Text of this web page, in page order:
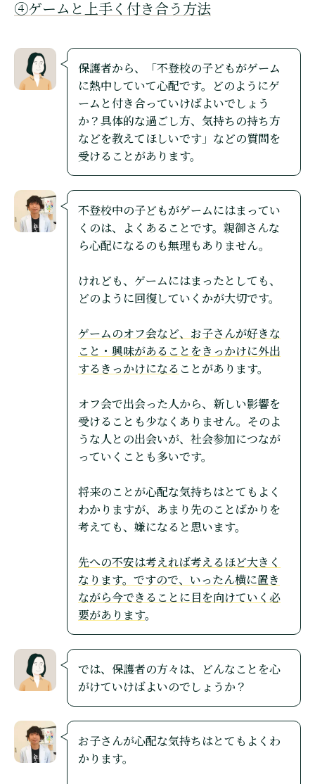
④ゲームと上手く付き合う方法
保護者から、「不登校の子どもがゲーム
に熱中していて心配です。どのようにゲ
ームと付き合っていけばよいでしょう
か？具体的な過ごし方、気持ちの持ち方
などを教えてほしいです」などの質問を
受けることがあります。
不登校中の子どもがゲームにはまってい
くのは、よくあることです。親御さんな
ら心配になるのも無理もありません。
けれども、ゲームにはまったとしても、
どのように回復していくかが大切です。
ゲームのオフ会など、お子さんが好きな
こと・興味があることをきっかけに外出
するきっかけになる ことがあります。
オフ会で出会った人から、新しい影響を
受けることも少なくありません。そのよ
うな人との出会いが、社会参加につなが
っていくことも多いです。
将来のことが心配な気持ちはとてもよく
わかりますが、あまり先のことばかりを
考えても、嫌になると思います。
先への不安は考えれば考えるほど大きく
なります。ですので、いったん横に置き
ながら今できることに目を向けていく必
要があります。
では、保護者の方々は、どんなことを心
がけていけばよいのでしょうか？
お子さんが心配な気持ちはとてもよくわ
かります。